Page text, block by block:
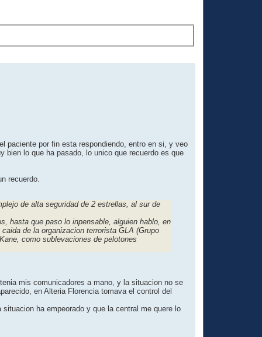
paciente por fin esta respondiendo, entro en si, y veo
bien lo que ha pasado, lo unico que recuerdo es que
recuerdo.
de alta seguridad de 2 estrellas, al sur de
hasta que paso lo inpensable, alguien hablo, en
de la organizacion terrorista GLA (Grupo
como sublevaciones de pelotones
mis comunicadores a mano, y la situacion no se
en Alteria Florencia tomava el control del
ha empeorado y que la central me quere lo